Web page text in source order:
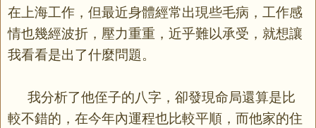
在上海工作，但最近身體經常出現些毛病，工作感
情也幾經波折，壓力重重，近乎難以承受，就想讓
我看看是出了什麼問題。
我分析了他侄子的八字，卻發現命局還算是比
較不錯的，在今年內運程也比較平順，而他家的住